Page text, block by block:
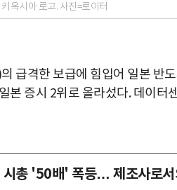
키옥시아 로고. 사진=로이터
급격한 보급에 힘입어 일본 반
본 증시 2위로 올라섰다. 데이터
시총 '50배' 폭등… 제조사로서